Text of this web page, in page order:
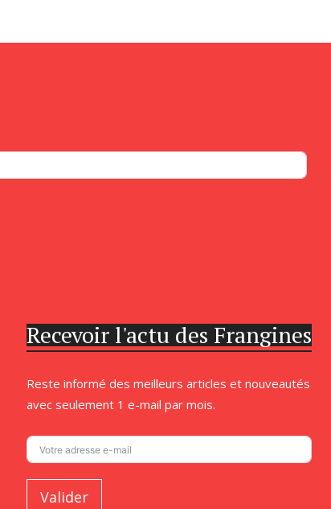
Recevoir l'actu des Frangines
Reste informé des meilleurs articles et nouveautés
avec seulement 1 e-mail par mois.
Valider